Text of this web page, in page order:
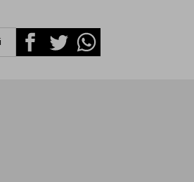
FacebookTwitterWhatsapp